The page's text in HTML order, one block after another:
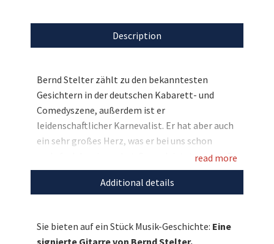
Description
Bernd Stelter zählt zu den bekanntesten
Gesichtern in der deutschen Kabarett- und
Comedyszene, außerdem ist er
leidenschaftlicher Karnevalist. Er hat aber auch
ein sehr großes Herz, was er bei uns schon
mehrfach bewiesen hat. So auch jetzt erneut: Er
hat zugunsten des DRK Bückeburg eine
Konzertgitarre persönlich signiert und mit
read more
Additional details
Sie bieten auf ein Stück Musik-Geschichte: Eine
signierte Gitarre von Bernd Stelter.